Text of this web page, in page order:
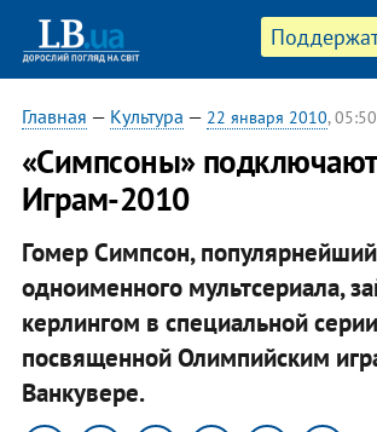
Главная — Культура — 22 января 2010, 05:50
«Симпсоны»
Играм-2010
Гомер Симпсон,
одноименного мультсериала,
керлингом в специальной
посвященной Олимпийским
Ванкувере.